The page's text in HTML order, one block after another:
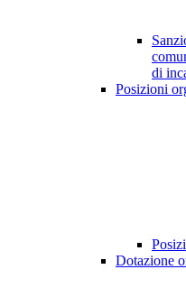
di
Posizioni
Dotazione